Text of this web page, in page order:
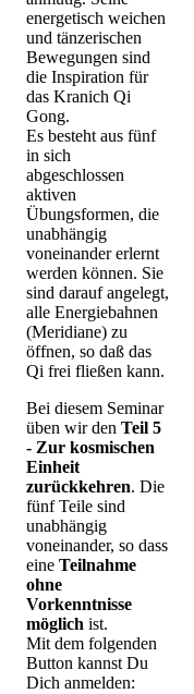
energetisch weichen
und tänzerischen
Bewegungen sind
die Inspiration für
das Kranich Qi
Gong.
Es besteht aus fünf
in sich
abgeschlossen
aktiven
Übungsformen, die
unabhängig
voneinander erlernt
werden können. Sie
sind darauf angelegt,
alle Energiebahnen
(Meridiane) zu
öffnen, so daß das
Qi frei fließen kann.
Bei diesem Seminar
üben wir den Teil 5
- Zur kosmischen
Einheit
zurückkehren. Die
fünf Teile sind
unabhängig
voneinander, so dass
eine Teilnahme
ohne
Vorkenntnisse
möglich ist.
Mit dem folgenden
Button kannst Du
Dich anmelden: